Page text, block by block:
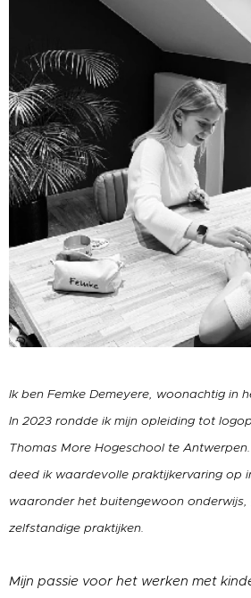
Ik ben Femke Demeyere, woonachtig in
In 2023 rondde ik mijn opleiding tot
Thomas More Hogeschool te
deed ik waardevolle praktijkervaring op
waaronder het buitengewoon
zelfstandige praktijken.
Mijn passie voor het werken met